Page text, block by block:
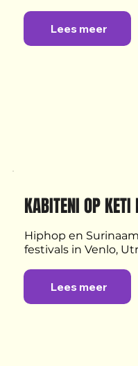
Lees meer
KABITENI OP KETI
Hiphop en
festivals in Venlo,
Lees meer